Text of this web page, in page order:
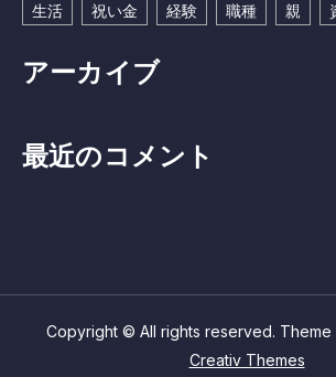
生活
祝い金 経験 職種 親
アーカイブ
最近のコメント
Copyright © All rights reserved. Theme
Creativ Themes